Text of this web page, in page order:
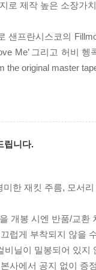
로 제작 높은 소장가
샌프란시스코의
Me’ 그리고 허비
the original master
립니다.
한 재킷 주름, 모서
개봉 시엔 반품/교환
럽게 부착되지 않을
비닐이 밀봉되어 있지
사에서 공지 없이 증